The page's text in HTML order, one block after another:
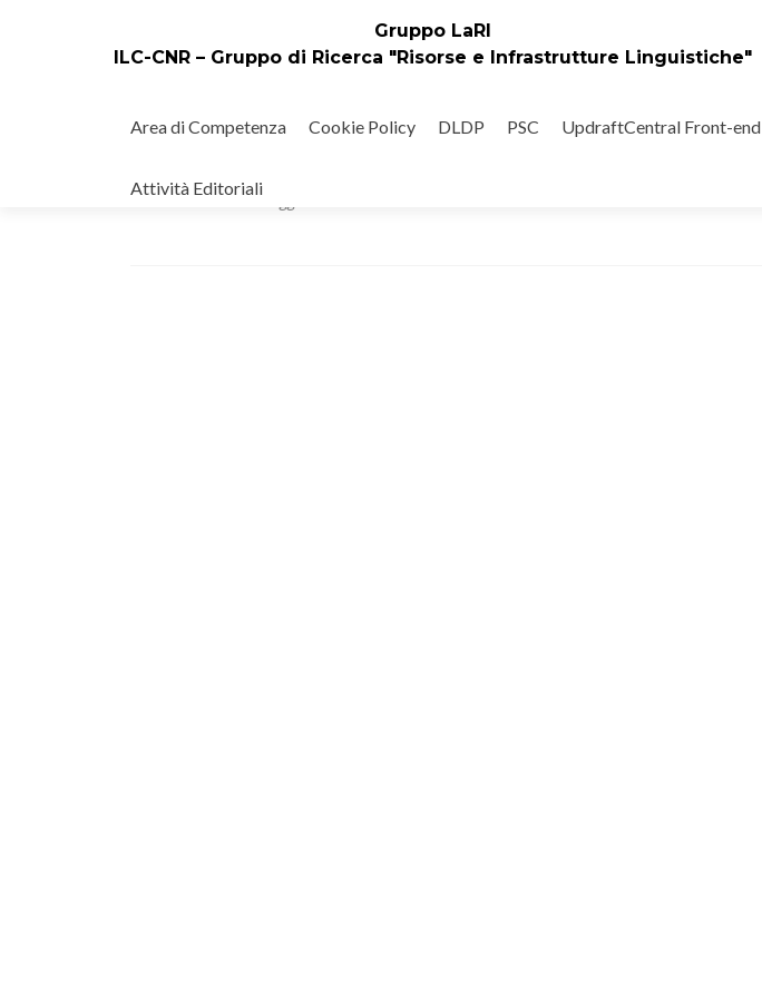
Gruppo LaRI
ILC-CNR – Gruppo di Ricerca "Risorse e Infrastrutture Linguistiche"
il
Area di Competenza Cookie Policy DLDP PSC UpdraftCentral Front-end
Attività Editoriali
Pubblicato il26 Maggio 2020